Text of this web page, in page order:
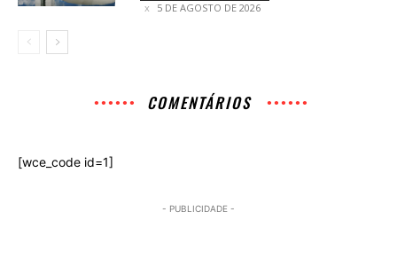
5 DE AGOSTO DE 2026
COMENTÁRIOS
[wce_code id=1]
- PUBLICIDADE -